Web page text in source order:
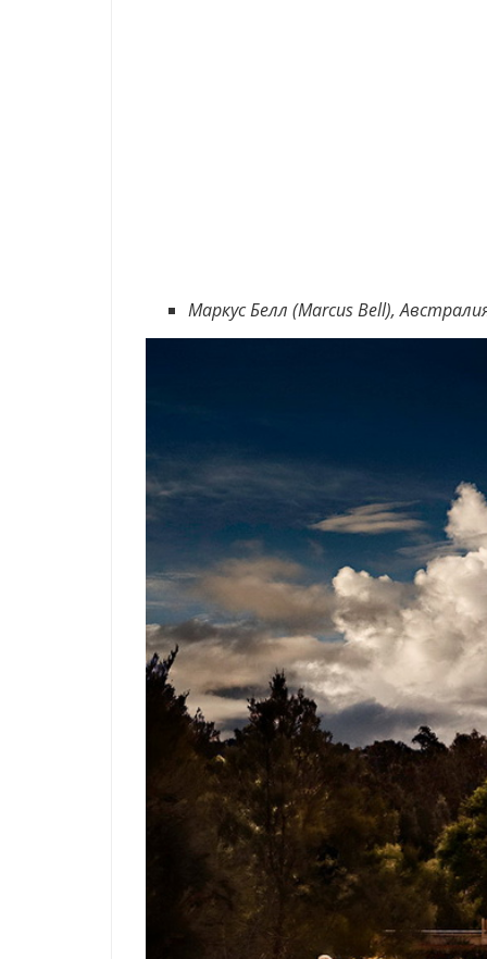
Маркус Белл (Marcus Bell),